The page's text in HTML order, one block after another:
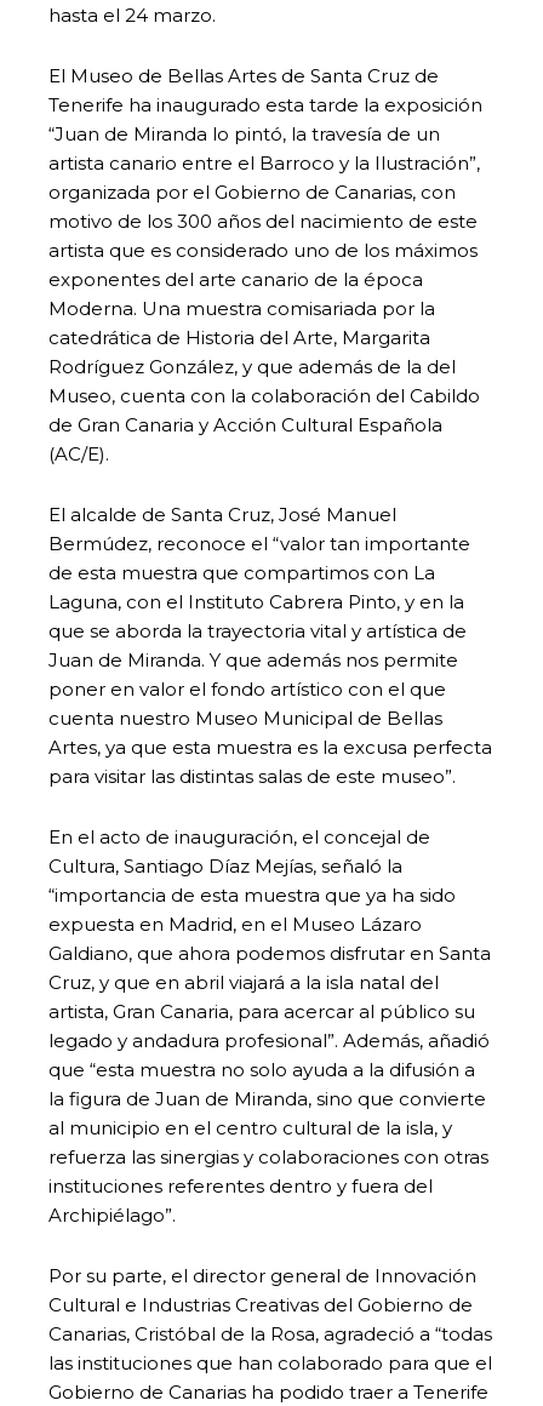
hasta el 24 marzo.
El Museo de Bellas Artes de Santa Cruz de
Tenerife ha inaugurado esta tarde la exposición
“Juan de Miranda lo pintó, la travesía de un
artista canario entre el Barroco y la Ilustración”,
organizada por el Gobierno de Canarias, con
motivo de los 300 años del nacimiento de este
artista que es considerado uno de los máximos
exponentes del arte canario de la época
Moderna. Una muestra comisariada por la
catedrática de Historia del Arte, Margarita
Rodríguez González, y que además de la del
Museo, cuenta con la colaboración del Cabildo
de Gran Canaria y Acción Cultural Española
(AC/E).
El alcalde de Santa Cruz, José Manuel
Bermúdez, reconoce el “valor tan importante
de esta muestra que compartimos con La
Laguna, con el Instituto Cabrera Pinto, y en la
que se aborda la trayectoria vital y artística de
Juan de Miranda. Y que además nos permite
poner en valor el fondo artístico con el que
cuenta nuestro Museo Municipal de Bellas
Artes, ya que esta muestra es la excusa perfecta
para visitar las distintas salas de este museo”.
En el acto de inauguración, el concejal de
Cultura, Santiago Díaz Mejías, señaló la
“importancia de esta muestra que ya ha sido
expuesta en Madrid, en el Museo Lázaro
Galdiano, que ahora podemos disfrutar en Santa
Cruz, y que en abril viajará a la isla natal del
artista, Gran Canaria, para acercar al público su
legado y andadura profesional”. Además, añadió
que “esta muestra no solo ayuda a la difusión a
la figura de Juan de Miranda, sino que convierte
al municipio en el centro cultural de la isla, y
refuerza las sinergias y colaboraciones con otras
instituciones referentes dentro y fuera del
Archipiélago”.
Por su parte, el director general de Innovación
Cultural e Industrias Creativas del Gobierno de
Canarias, Cristóbal de la Rosa, agradeció a “todas
las instituciones que han colaborado para que el
Gobierno de Canarias ha podido traer a Tenerife